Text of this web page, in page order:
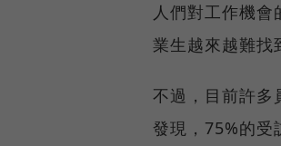
人們對工作機
業生越來越難找
不過，目前許
發現，75%的